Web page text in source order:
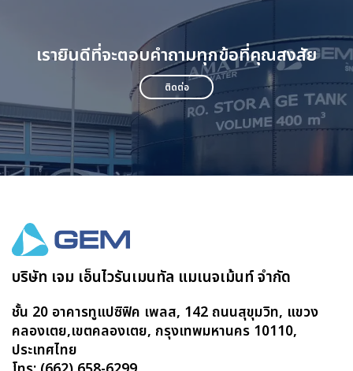
เรายินดีที่จะตอบคำถามทุกข้อที่คุณสงสัย
ติดต่อ
บริษัท เจม เอ็นไวรันเมนทัล แมเนจเม้นท์ จำกัด
ชั้น 20 อาคารทูแปซิฟิค เพลส, 142 ถนนสุขุมวิท, แขวง
คลองเตย,เขตคลองเตย, กรุงเทพมหานคร 10110,
ประเทศไทย